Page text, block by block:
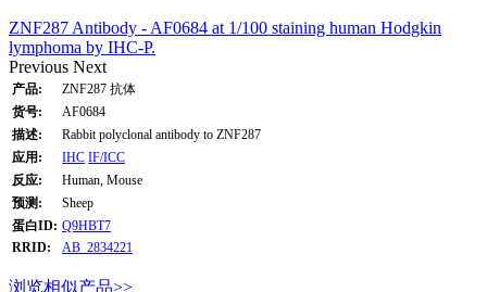
ZNF287 Antibody - AF0684 at 1/100 staining human Hodgkin
lymphoma by IHC-P.
Previous Next
产品:
ZNF287 抗体
货号:
AF0684
描述:
Rabbit polyclonal antibody to ZNF287
应用:
IHC IF/ICC
反应:
Human, Mouse
预测:
Sheep
蛋白ID: Q9HBT7
RRID:
AB_2834221
浏览相似产品>>